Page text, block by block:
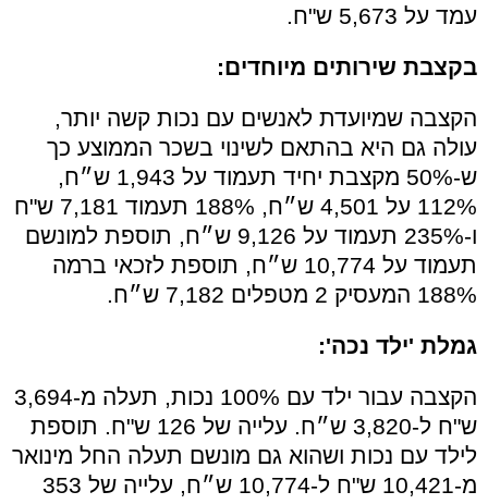
עמד על 5,673 ש"ח.
בקצבת שירותים מיוחדים:
הקצבה שמיועדת לאנשים עם נכות קשה יותר,
עולה גם היא בהתאם לשינוי בשכר הממוצע כך
ש-50% מקצבת יחיד תעמוד על 1,943 ש״ח,
112% על 4,501 ש״ח, 188% תעמוד 7,181 ש"ח
ו-235% תעמוד על 9,126 ש״ח, תוספת למונשם
תעמוד על 10,774 ש״ח, תוספת לזכאי ברמה
188% המעסיק 2 מטפלים 7,182 ש״ח.
גמלת 'ילד נכה':
הקצבה עבור ילד עם 100% נכות, תעלה מ-3,694
ש"ח ל-3,820 ש״ח. עלייה של 126 ש"ח. תוספת
לילד עם נכות ושהוא גם מונשם תעלה החל מינואר
מ-10,421 ש"ח ל-10,774 ש״ח, עלייה של 353